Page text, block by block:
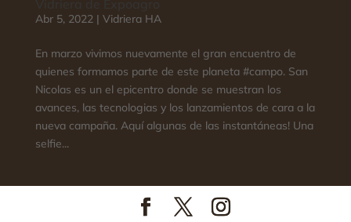
Abr 5, 2022| Vidriera HA
En marzo vivimos nuevamente el gran encuentro de
quienes formamos parte de este planeta #campo. San
Nicolas es un el epicentro donde se muestran los
avances, las tecnologias y los lanzamientos de cara a la
nueva campaña. Aquí algunas de las instantáneas! Una
selfie...